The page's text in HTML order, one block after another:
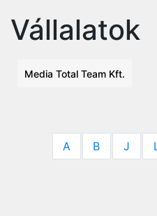
Vállalatok
Media Total Team Kft.
A B J